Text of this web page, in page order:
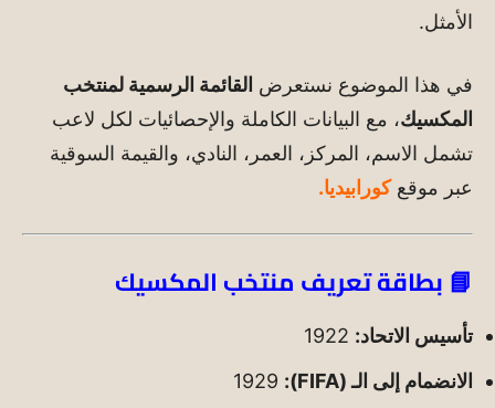
الأمثل.
في هذا الموضوع نستعرض القائمة الرسمية لمنتخب
المكسيك، مع البيانات الكاملة والإحصائيات لكل لاعب
تشمل الاسم، المركز، العمر، النادي، والقيمة السوقية
عبر موقعكورابيديا.
📘 بطاقة تعريف منتخب المكسيك
تأسيس الاتحاد:
الانضمام إلى الـ (FIFA):